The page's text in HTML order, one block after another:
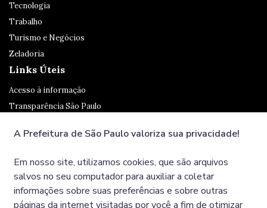
Tecnologia
Trabalho
Turismo e Negócios
Zeladoria
Links Úteis
Acesso à informação
Transparência São Paulo
Ouvidoria
A Prefeitura de São Paulo valoriza sua privacidade!
Em nosso site, utilizamos cookies, que são arquivos
salvos no seu computador para auxiliar a coletar
informações sobre suas preferências e sobre outras
páginas da internet visitadas por você a fim de otimizar